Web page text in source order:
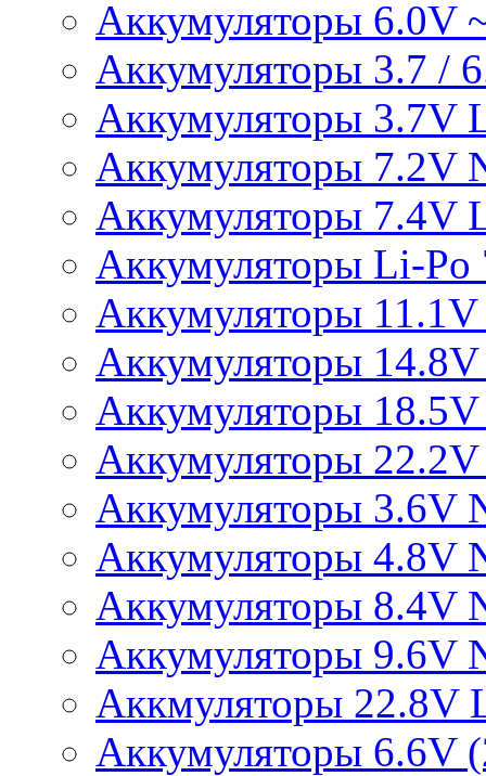
Аккумуляторы 6.0V
Аккумуляторы 3.7 /
Аккумуляторы 3.7V
Аккумуляторы 7.2V
Аккумуляторы 7.4V
Аккумуляторы Li-Po
Аккумуляторы
Аккумуляторы
Аккумуляторы
Аккумуляторы
Аккумуляторы 3.6V
Аккумуляторы 4.8V
Аккумуляторы 8.4V
Аккумуляторы 9.6V
Аккмуляторы 22.8V
Аккумуляторы 6.6V